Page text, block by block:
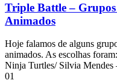
Triple Battle – Grupos
Animados
Hoje falamos de alguns
animados. As escolhas
Ninja Turtles/ Silvia Mendes
01